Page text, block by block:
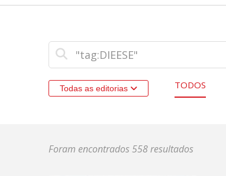
Todas as editorias TODOS
Foram encontrados 558 resultados